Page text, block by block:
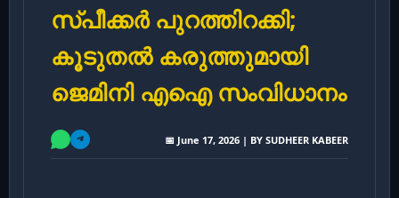
സ്പീക്കർ പുറത്തിറക്കി;
കൂടുതൽ കരുത്തുമായി
ജെമിനി എഐ സംവിധാനം
📅 June 17, 2026 | BY SUDHEER KABEER